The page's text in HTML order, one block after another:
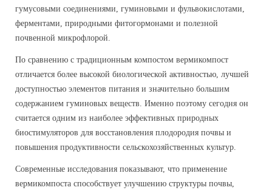
гумусовыми соединениями, гуминовыми и фульвокислотами,
ферментами, природными фитогормонами и полезной
почвенной микрофлорой.
По сравнению с традиционным компостом вермикомпост
отличается более высокой биологической активностью, лучшей
доступностью элементов питания и значительно большим
содержанием гуминовых веществ. Именно поэтому сегодня он
считается одним из наиболее эффективных природных
биостимуляторов для восстановления плодородия почвы и
повышения продуктивности сельскохозяйственных культур.
Современные исследования показывают, что применение
вермикомпоста способствует улучшению структуры почвы,